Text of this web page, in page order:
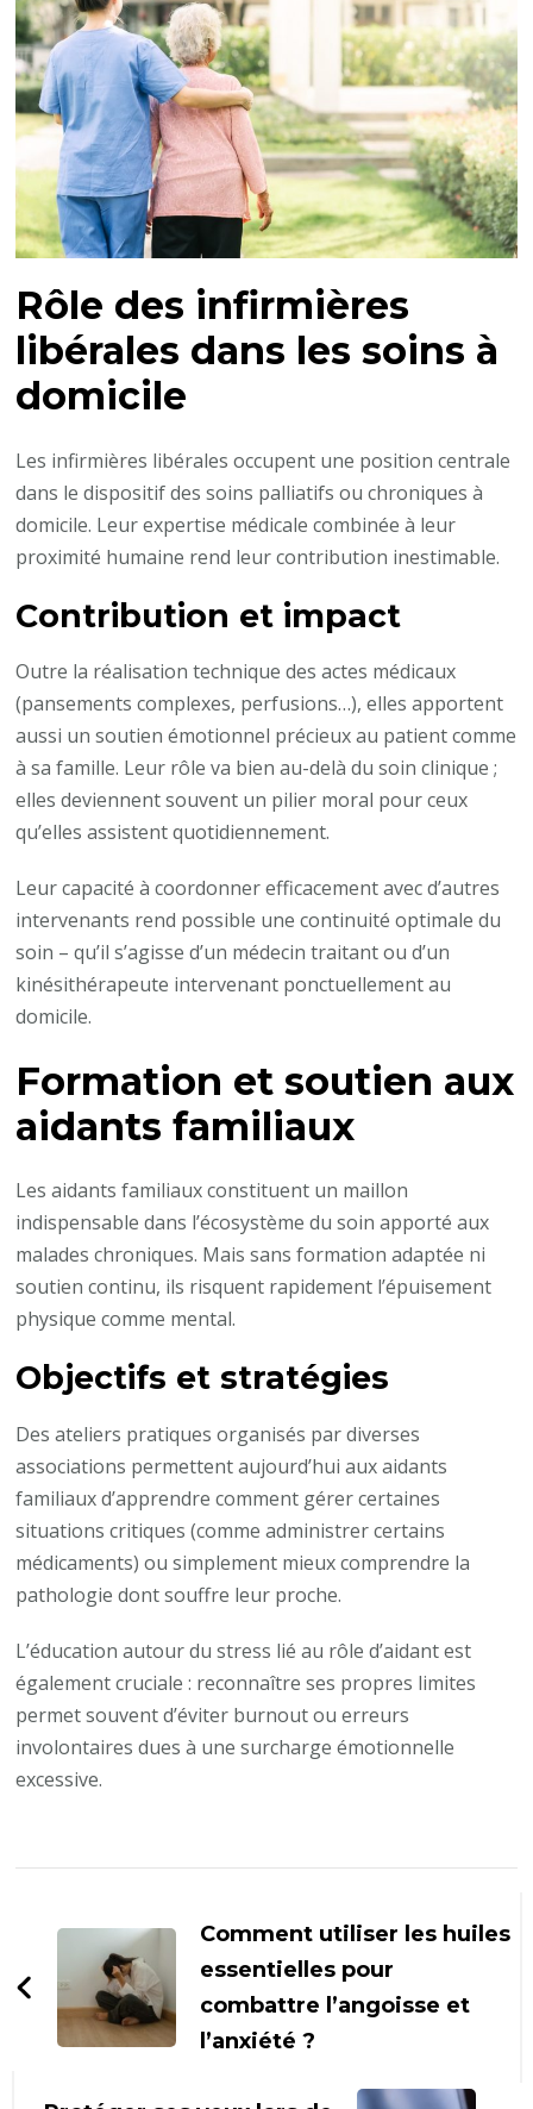
Rôle des infirmières
libérales dans les soins à
domicile
Les infirmières libérales occupent une position centrale
dans le dispositif des soins palliatifs ou chroniques à
domicile. Leur expertise médicale combinée à leur
proximité humaine rend leur contribution inestimable.
Contribution et impact
Outre la réalisation technique des actes médicaux
(pansements complexes, perfusions…), elles apportent
aussi un soutien émotionnel précieux au patient comme
à sa famille. Leur rôle va bien au-delà du soin clinique ;
elles deviennent souvent un pilier moral pour ceux
qu’elles assistent quotidiennement.
Leur capacité à coordonner efficacement avec d’autres
intervenants rend possible une continuité optimale du
soin – qu’il s’agisse d’un médecin traitant ou d’un
kinésithérapeute intervenant ponctuellement au
domicile.
Formation et soutien aux
aidants familiaux
Les aidants familiaux constituent un maillon
indispensable dans l’écosystème du soin apporté aux
malades chroniques. Mais sans formation adaptée ni
soutien continu, ils risquent rapidement l’épuisement
physique comme mental.
Objectifs et stratégies
Des ateliers pratiques organisés par diverses
associations permettent aujourd’hui aux aidants
familiaux d’apprendre comment gérer certaines
situations critiques (comme administrer certains
médicaments) ou simplement mieux comprendre la
pathologie dont souffre leur proche.
L’éducation autour du stress lié au rôle d’aidant est
également cruciale : reconnaître ses propres limites
permet souvent d’éviter burnout ou erreurs
involontaires dues à une surcharge émotionnelle
excessive.
d'article
Comment utiliser les huiles
essentielles pour
combattre l’angoisse et
l’anxiété ?